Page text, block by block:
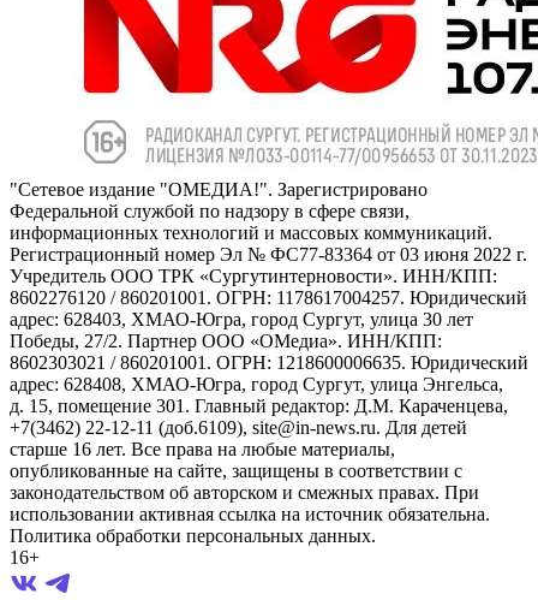
"Сетевое издание "ОМЕДИА!". Зарегистрировано
Федеральной службой по надзору в сфере связи,
информационных технологий и массовых коммуникаций.
Регистрационный номер Эл № ФС77-83364 от 03 июня 2022 г.
Учредитель ООО ТРК «Сургутинтерновости». ИНН/КПП:
8602276120 / 860201001. ОГРН: 1178617004257. Юридический
адрес: 628403, ХМАО-Югра, город Сургут, улица 30 лет
Победы, 27/2. Партнер ООО «ОМедиа». ИНН/КПП:
8602303021 / 860201001. ОГРН: 1218600006635. Юридический
адрес: 628408, ХМАО-Югра, город Сургут, улица Энгельса,
д. 15, помещение 301. Главный редактор: Д.М. Караченцева,
+7(3462) 22-12-11 (доб.6109), site@in-news.ru. Для детей
старше 16 лет. Все права на любые материалы,
опубликованные на сайте, защищены в соответствии с
законодательством об авторском и смежных правах. При
использовании активная ссылка на источник обязательна.
Политика обработки персональных данных.
16+